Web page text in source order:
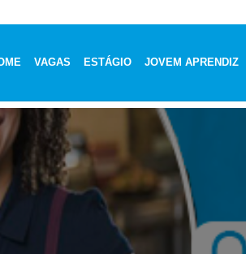
VAGAS ESTÁGIO JOVEM APRENDIZ